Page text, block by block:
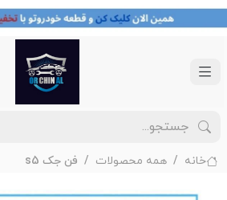
خانه همه محصولات فن جک s5